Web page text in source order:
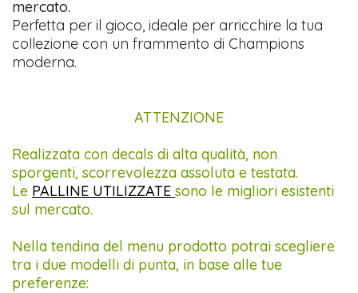
mercato.
Perfetta per il gioco, ideale per arricchire la tua
collezione con un frammento di Champions
moderna.
ATTENZIONE
Realizzata con decals di alta qualità, non
sporgenti, scorrevolezza assoluta e testata.
Le PALLINE UTILIZZATE sono le migliori esistenti
sul mercato.
Nella tendina del menu prodotto potrai scegliere
tra i due modelli di punta, in base alle tue
preferenze: